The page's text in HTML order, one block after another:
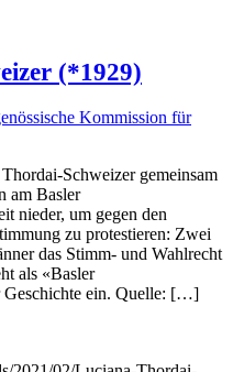
(*1929)
Kommission für
Schweizer gemeinsam
am Basler
nieder, um gegen den
zu protestieren: Zwei
das Stimm- und Wahlrecht
als «Basler
Geschichte ein. Quelle: […]